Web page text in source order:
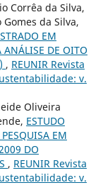
Corrêa da Silva,
da Silva,
EM
ANÁLISE DE OITO
, REUNIR Revista
v.
Oliveira
ESTUDO
EM
DO
, REUNIR Revista
v.